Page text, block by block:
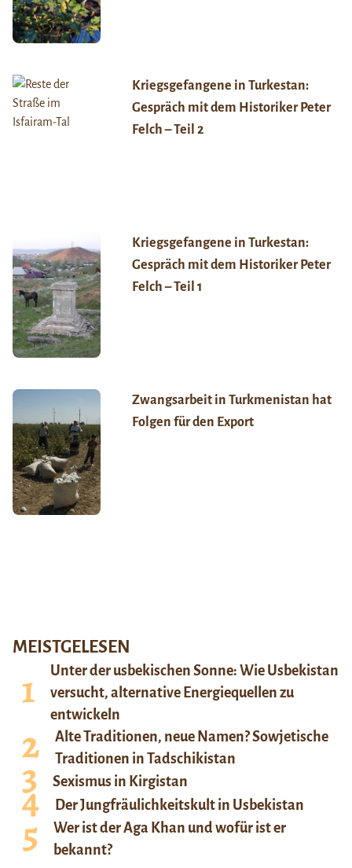
Kriegsgefangene in Turkestan:
Gespräch mit dem Historiker Peter
Felch – Teil 2
Kriegsgefangene in Turkestan:
Gespräch mit dem Historiker Peter
Felch – Teil 1
Zwangsarbeit in Turkmenistan hat
Folgen für den Export
MEISTGELESEN
Unter der usbekischen Sonne: Wie Usbekistan
versucht, alternative Energiequellen zu
entwickeln
Alte Traditionen, neue Namen? Sowjetische
Traditionen in Tadschikistan
Sexismus in Kirgistan
Der Jungfräulichkeitskult in Usbekistan
Wer ist der Aga Khan und wofür ist er
bekannt?